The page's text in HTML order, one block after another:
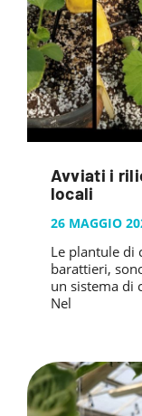
Avviati i
locali
26 MAGGIO
Le plantule di
barattieri,
un sistema di
Nel